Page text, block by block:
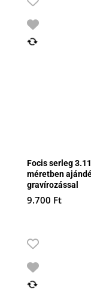
Focis serleg
méretben
gravírozással
9.700 Ft